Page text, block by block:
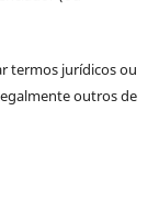
termos jurídicos ou
outros de